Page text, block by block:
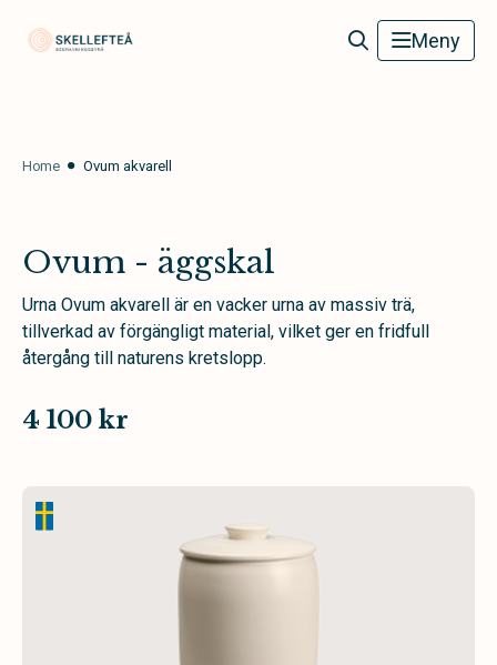
Meny
Home Ovum akvarell
Ovum - äggskal
Urna Ovum akvarell är en vacker urna av massiv trä,
tillverkad av förgängligt material, vilket ger en fridfull
återgång till naturens kretslopp.
4 100 kr